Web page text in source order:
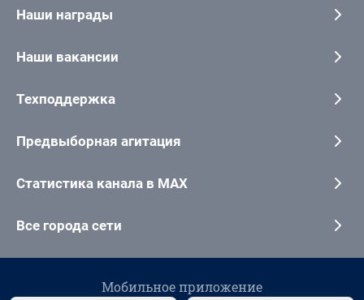
Наши награды
Наши вакансии
Техподдержка
Предвыборная агитация
Статистика канала в MAX
Все города сети
Мобильное приложение